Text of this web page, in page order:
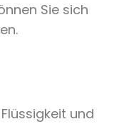
Sie sich
und